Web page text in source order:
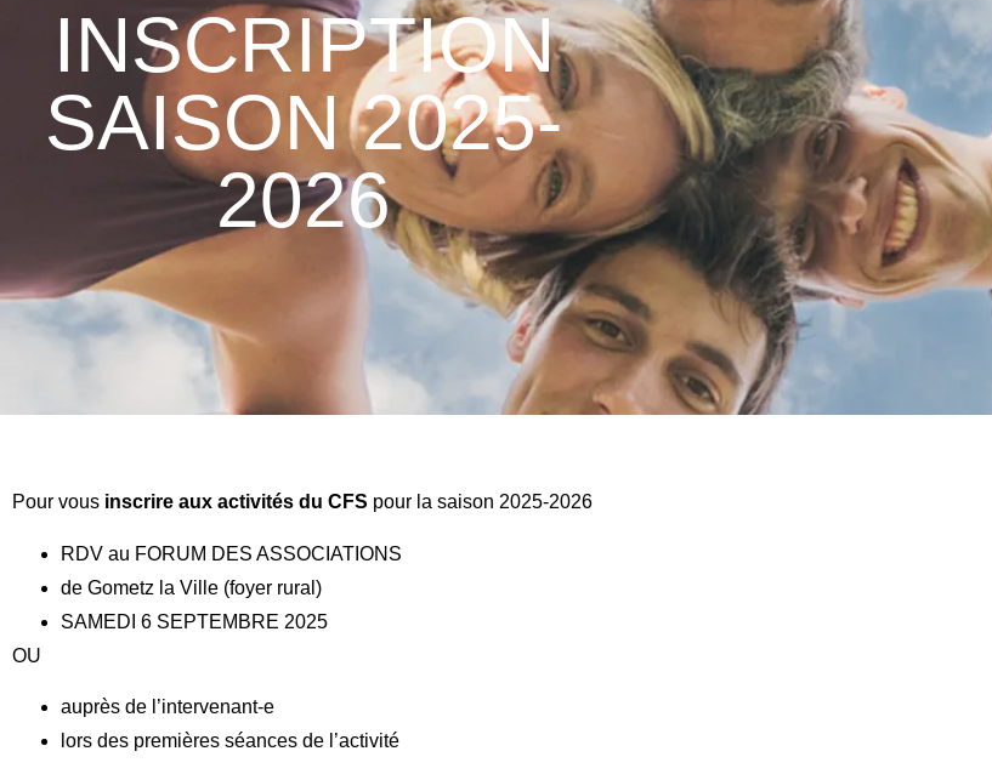
INSCRIPTION
SAISON 2025-
2026
Pour vous inscrire aux activités du CFS pour la saison 2025-2026
RDV au FORUM DES ASSOCIATIONS
de Gometz la Ville (foyer rural)
SAMEDI 6 SEPTEMBRE 2025
OU
auprès de l’intervenant-e
lors des premières séances de l’activité